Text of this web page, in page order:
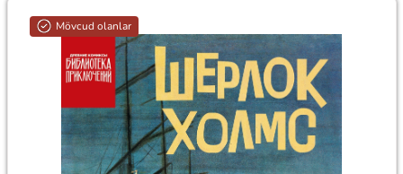
Mövcud olanlar